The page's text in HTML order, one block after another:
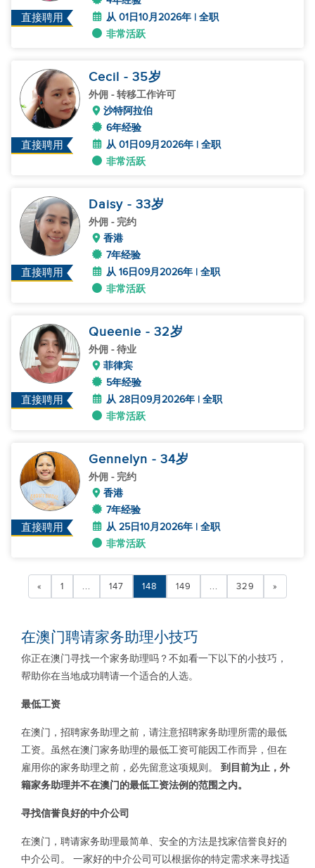
直接聘用
从 01日10月2026年 | 全职
非常活跃
直接聘用
Cecil - 35岁
外佣 - 转移工作许可
沙特阿拉伯
6年经验
从 01日09月2026年 | 全职
非常活跃
直接聘用
Daisy - 33岁
外佣 - 完约
香港
7年经验
从 16日09月2026年 | 全职
非常活跃
直接聘用
Queenie - 32岁
外佣 - 待业
菲律宾
5年经验
从 28日09月2026年 | 全职
非常活跃
直接聘用
Gennelyn - 34岁
外佣 - 完约
香港
7年经验
从 25日10月2026年 | 全职
非常活跃
« 1 ... 147 148 149 ... 329 »
在澳门聘请家务助理小技巧
你正在澳门寻找一个家务助理吗？不如看一下以下的小技巧，
帮助你在当地成功聘请一个适合的人选。
最低工资
在澳门，招聘家务助理之前，请注意招聘家务助理所需的最低
工资。虽然在澳门家务助理的最低工资可能因工作而异，但在
雇用你的家务助理之前，必先留意这项规则。 到 目前为止，外
籍家务助理并不在澳门的最低工资法例的范围之内。
寻找信誉良好的中介公司
在澳门，聘请家务助理最简单、安全的方法是找家信誉良好的
中介公司。 一家好的中介公司可以根据你的特定需求来寻找适